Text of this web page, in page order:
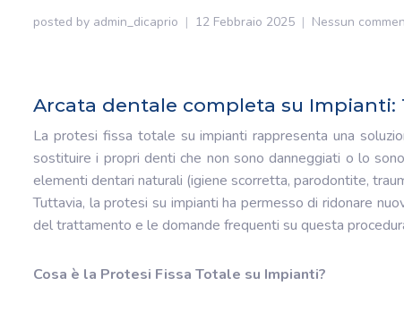
posted by admin_dicaprio 12 Febbraio 2025 Nessun
Arcata dentale completa su Impianti:
La protesi fissa totale su impianti rappresenta una
sostituire i propri denti che non sono danneggiati o lo
elementi dentari naturali (igiene scorretta, parodontite,
Tuttavia, la protesi su impianti ha permesso di ridonare
del trattamento e le domande frequenti su questa
Cosa è la Protesi Fissa Totale su Impianti?